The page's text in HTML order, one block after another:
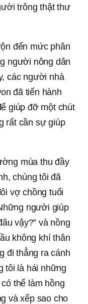
trông thật thư
đến mức phân
người nông dân
các người nhà
đã tiến hành
giúp đỡ một chút
rất cần sự giúp
mùa thu đầy
chúng tôi đã
vợ chồng tuổi
người giúp
vậy?” và nồng
không khí thân
đi thẳng ra cánh
tôi là hái những
thể làm hồng
và xếp sao cho